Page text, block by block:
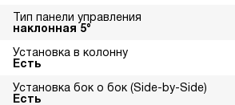
Тип панели управления
наклонная 5°
Установка в колонну
Есть
Установка бок о бок (Side-by-Side)
Есть